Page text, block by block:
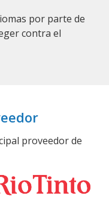
por parte de
contra el
proveedor de